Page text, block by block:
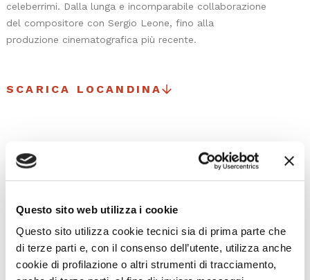
Questo sito web utilizza i cookie
Questo sito utilizza cookie tecnici sia di prima parte che
di terze parti e, con il consenso dell’utente, utilizza anche
cookie di profilazione o altri strumenti di tracciamento,
celeberrimi. Dalla lunga e incomparabile collaborazione
del compositore con Sergio Leone, fino alla
produzione cinematografica più recente.
SCARICA LOCANDINA
I prossimi eventi
Gli appuntamenti della settimana
IL CALENDARIO COMPLETO